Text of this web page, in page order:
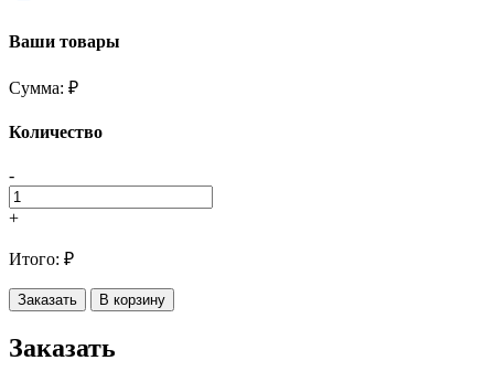
Ваши товары
Сумма: ₽
Количество
-
+
Итого: ₽
Заказать В корзину
Заказать